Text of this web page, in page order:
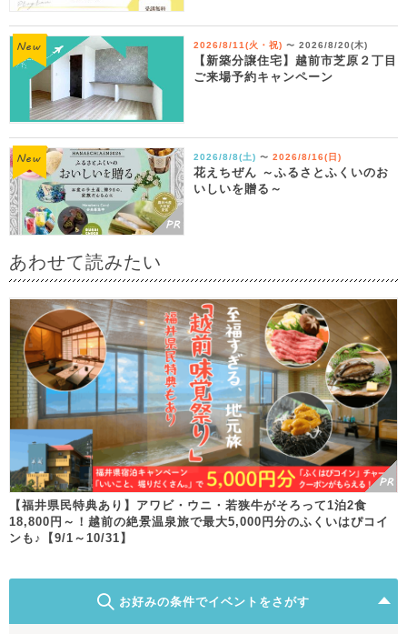
2026/8/11(火・祝) 〜 2026/8/20(木)
【新築分譲住宅】越前市芝原２丁目
ご来場予約キャンペーン
2026/8/8(土) 〜 2026/8/16(日)
花えちぜん ～ふるさとふくいのお
いしいを贈る～
あわせて読みたい
【福井県民特典あり】アワビ・ウニ・若狭牛がそろって1泊2食
18,800円～！越前の絶景温泉旅で最大5,000円分のふくいはぴコイ
ンも♪【9/1～10/31】
お好みの条件でイベントをさがす